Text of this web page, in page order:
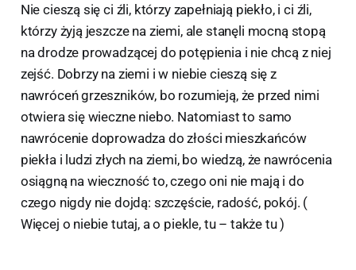
Nie cieszą się ci źli, którzy zapełniają piekło, i ci źli,
którzy żyją jeszcze na ziemi, ale stanęli mocną stopą
na drodze prowadzącej do potępienia i nie chcą z niej
zejść. Dobrzy na ziemi i w niebie cieszą się z
nawróceń grzeszników, bo rozumieją, że przed nimi
otwiera się wieczne niebo. Natomiast to samo
nawrócenie doprowadza do złości mieszkańców
piekła i ludzi złych na ziemi, bo wiedzą, że nawrócenia
osiągną na wieczność to, czego oni nie mają i do
czego nigdy nie dojdą: szczęście, radość, pokój. (
Więcej o niebie tutaj, a o piekle, tu – także tu )